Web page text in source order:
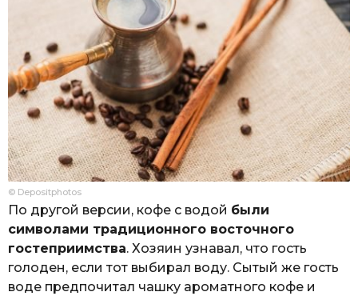
© Depositphotos
По другой версии, кофе с водой были
символами традиционного восточного
гостеприимства. Хозяин узнавал, что гость
голоден, если тот выбирал воду. Сытый же гость
воде предпочитал чашку ароматного кофе и